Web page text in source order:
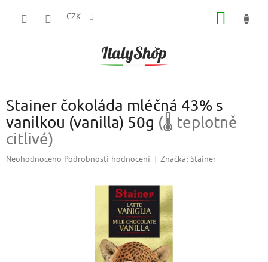
CZK
Stainer čokoláda mléčná 43% s
vanilkou (vanilla) 50g (🌡 teplotně
citlivé)
Průměrné
Neohodnoceno Podrobnosti hodnocení Značka: Stainer